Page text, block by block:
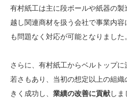
有村紙工は主に段ボールや紙器の
越し関連商材を扱う会社で事業内容
も問題なく対応が可能となりました。
さらに、有村紙工からベルトップ
若さもあり、当初の想定以上の組
きく成功し、 業績の改善に貢献しま